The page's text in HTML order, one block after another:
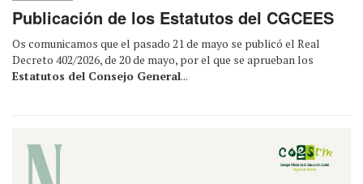
Publicación de los Estatutos del CGCEES
Os comunicamos que el pasado 21 de mayo se publicó el Real
Decreto 402/2026, de 20 de mayo, por el que se aprueban los
Estatutos del Consejo General...